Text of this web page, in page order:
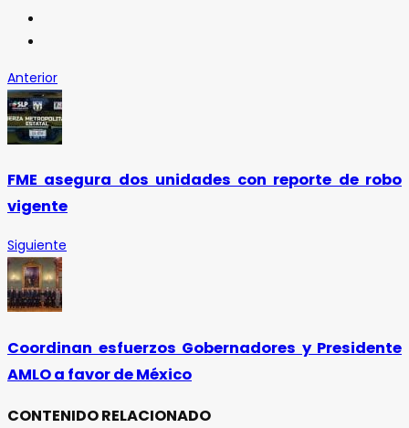
Anterior
FME asegura dos unidades con reporte de robo
vigente
Siguiente
Coordinan esfuerzos Gobernadores y Presidente
AMLO a favor de México
CONTENIDO RELACIONADO